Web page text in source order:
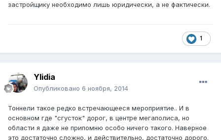
застройщику необходимо лишь юридически, а не фактически.
1
Ylidia
Опубликовано 6 ноября, 2014
Тоннели такое редко встречающееся мероприятие.. И в
основном где "сгусток" дорог, в центре мегаполиса, но
области я даже не припомню особо ничего такого. Наверное
это достаточно сложно, и действительно, достаточно дорого.